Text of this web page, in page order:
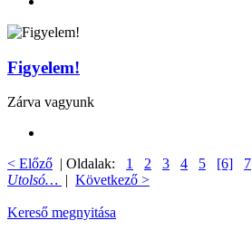
Figyelem!
Zárva vagyunk
< Előző | Oldalak: 1 2 3 4 5 [6] 7
Utolsó… | Következő >
Kereső megnyitása